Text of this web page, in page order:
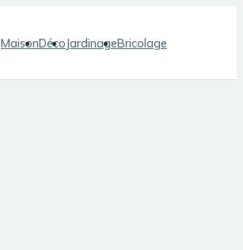
MaisonDécoJardinageBricolage